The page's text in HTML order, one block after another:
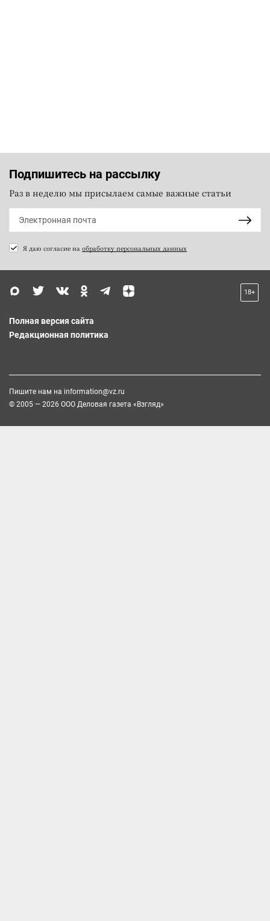
Подпишитесь на рассылку
Раз в неделю мы присылаем самые важные статьи
Я даю согласие на обработку персональных данных
18+
Полная версия сайта
Редакционная политика
Пишите нам на information@vz.ru
© 2005 — 2026 ООО Деловая газета «Взгляд»